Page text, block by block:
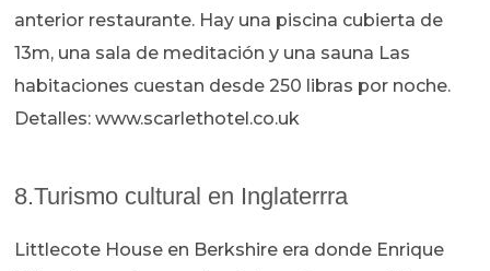
anterior restaurante. Hay una piscina cubierta de
13m, una sala de meditación y una sauna Las
habitaciones cuestan desde 250 libras por noche.
Detalles: www.scarlethotel.co.uk
8.Turismo cultural en Inglaterrra
Littlecote House en Berkshire era donde Enrique